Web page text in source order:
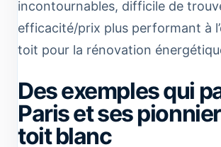
incontournables, difficile de
efficacité/prix plus performant à
toit pour la rénovation
Des exemples qui
Paris et ses
toit blanc